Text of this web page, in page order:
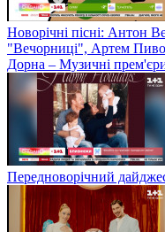
Новорічні пісні: Антон
"Вечорниці", Артем
Дорна – Музичні
Передноворічний